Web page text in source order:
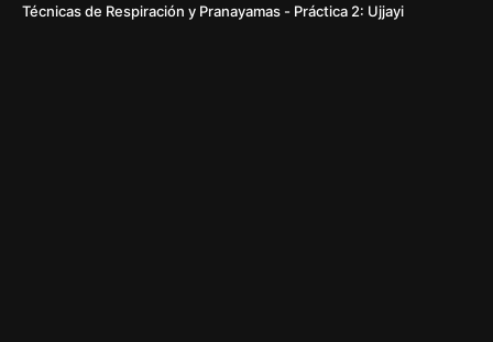
Técnicas de Respiración y Pranayamas - Práctica 2: Ujjayi